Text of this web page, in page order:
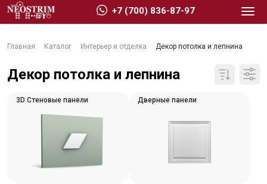
Главная Каталог Интерьер и отделка Декор потолка и лепнина
Декор потолка и лепнина
3D Стеновые панели Дверные панели
+7 (700) 836-87-97
Стройматериалы
Сухие строительные смеси
Гидроизоляция